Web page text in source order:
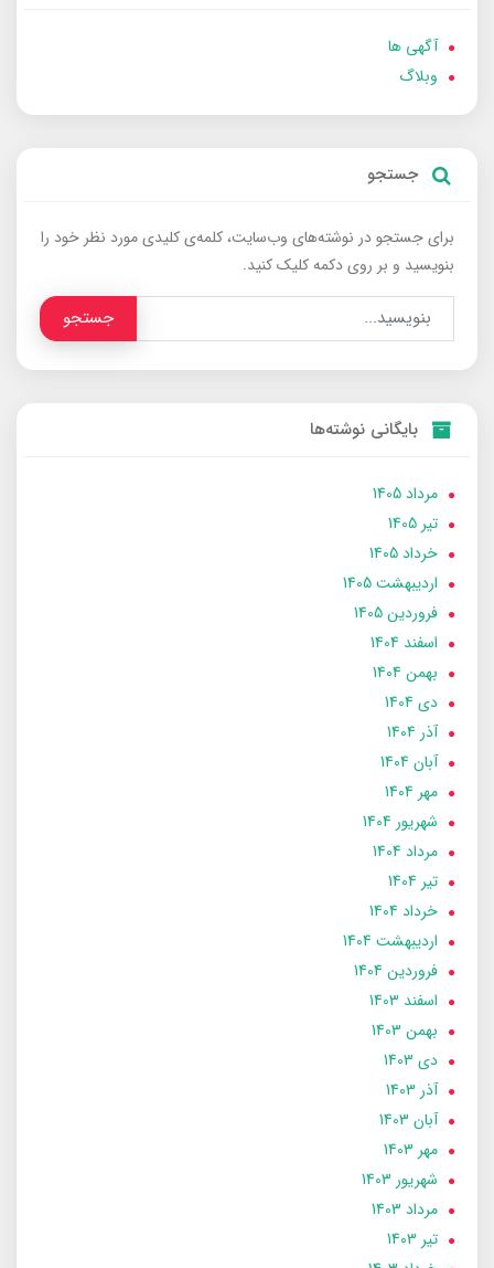
آگهی ها
وبلاگ
جستجو
برای جستجو در نوشته‌های وب‌سایت، کلمه‌ی کلیدی مورد نظر خود را
بنویسید و بر روی دکمه کلیک کنید.
جستجو
بایگانی نوشته‌ها
مرداد 1405
تير 1405
خرداد 1405
ارديبهشت 1405
فروردین 1405
اسفند 1404
بهمن 1404
دی 1404
آذر 1404
آبان 1404
مهر 1404
شهریور 1404
مرداد 1404
تير 1404
خرداد 1404
ارديبهشت 1404
فروردین 1404
اسفند 1403
بهمن 1403
دی 1403
آذر 1403
آبان 1403
مهر 1403
شهریور 1403
مرداد 1403
تير 1403